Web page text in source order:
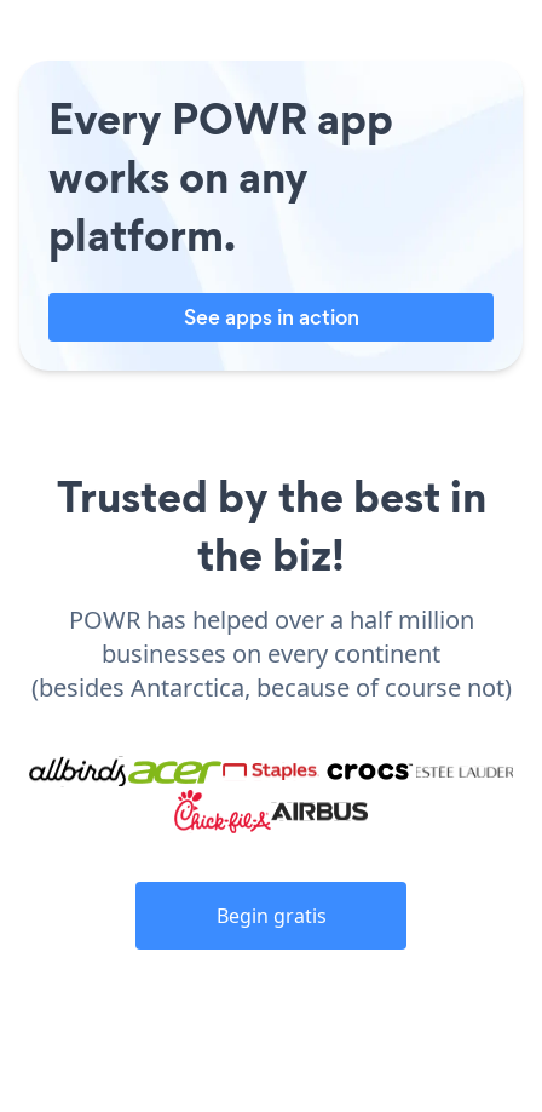
Every POWR app
works on any
platform.
See apps in action
Trusted by the best in
the biz!
POWR has helped over a half million
businesses on every continent
(besides Antarctica, because of course not)
Begin gratis